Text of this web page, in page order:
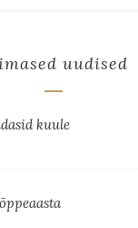
uudised
kuule